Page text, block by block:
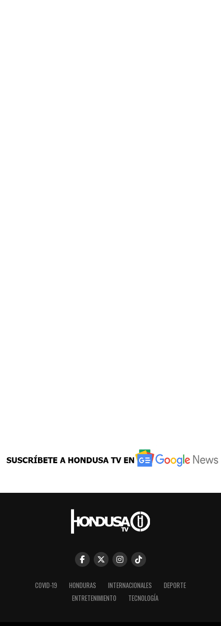
COVID-19 HONDURAS INTERNACIONALES
DEPORTE
ENTRETENIMIENTO
TECNOLOGÍA